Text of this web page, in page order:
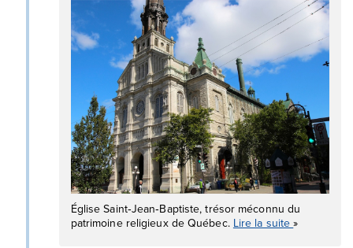
Église Saint‑Jean‑Baptiste, trésor méconnu du
patrimoine religieux de Québec. Lire la suite»